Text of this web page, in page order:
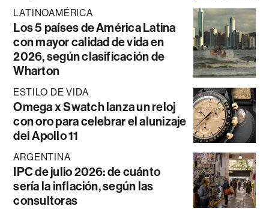
LATINOAMÉRICA
Los 5 países de América Latina
con mayor calidad de vida en
2026, según clasificación de
Wharton
ESTILO DE VIDA
Omega x Swatch lanza un reloj
con oro para celebrar el alunizaje
del Apollo 11
ARGENTINA
IPC de julio 2026: de cuánto
sería la inflación, según las
consultoras